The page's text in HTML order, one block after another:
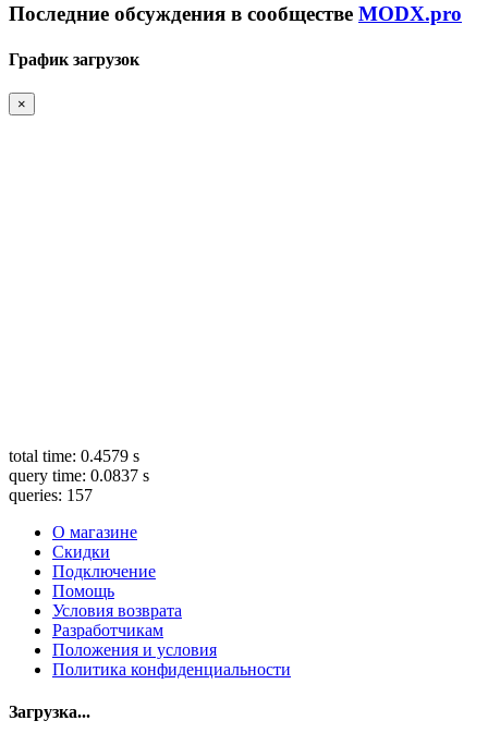
Последние обсуждения в сообществе MODX.pro
График загрузок
×
total time: 0.4579 s
query time: 0.0837 s
queries: 157
О магазине
Скидки
Подключение
Помощь
Условия возврата
Разработчикам
Положения и условия
Политика конфиденциальности
Загрузка...